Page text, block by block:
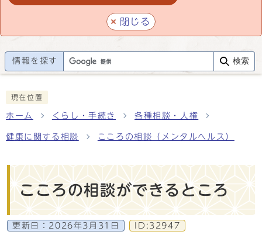
閉じる
情報を探す 検索
現在位置
ホーム くらし・手続き 各種相談・人権
健康に関する相談 こころの相談（メンタルヘルス）
こころの相談ができるところ
更新日： 2026年3月31日 ID:32947